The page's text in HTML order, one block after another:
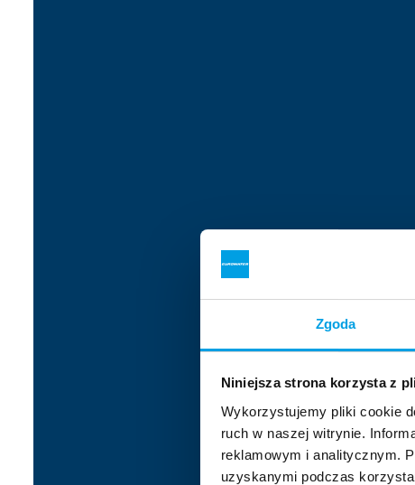
Zgoda
Niniejsza strona korzysta z
Wykorzystujemy pliki cookie
ruch w naszej witrynie.
reklamowym i analitycznym.
uzyskanymi podczas